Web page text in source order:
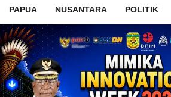
PAPUA NUSANTARA POLITIK